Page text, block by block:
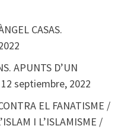
CASAS.
APUNTS D’UN
12 septiembre, 2022
EL FANATISME /
I L’ISLAMISME /